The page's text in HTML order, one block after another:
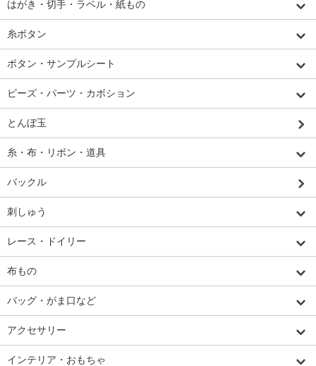
はがき・切手・ラベル・紙もの
糸ボタン
ボタン・サンプルシート
ビーズ・パーツ・カボション
とんぼ玉
糸・布・リボン・道具
バックル
刺しゅう
レース・ドイリー
布もの
バッグ・がま口など
アクセサリー
インテリア・おもちゃ